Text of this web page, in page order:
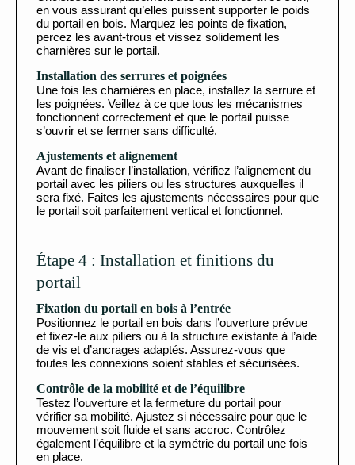
en vous assurant qu’elles puissent supporter le poids
du portail en bois. Marquez les points de fixation,
percez les avant-trous et vissez solidement les
charnières sur le portail.
Installation des serrures et poignées
Une fois les charnières en place, installez la serrure et
les poignées. Veillez à ce que tous les mécanismes
fonctionnent correctement et que le portail puisse
s’ouvrir et se fermer sans difficulté.
Ajustements et alignement
Avant de finaliser l’installation, vérifiez l’alignement du
portail avec les piliers ou les structures auxquelles il
sera fixé. Faites les ajustements nécessaires pour que
le portail soit parfaitement vertical et fonctionnel.
Étape 4 : Installation et finitions du
portail
Fixation du portail en bois à l’entrée
Positionnez le portail en bois dans l’ouverture prévue
et fixez-le aux piliers ou à la structure existante à l’aide
de vis et d’ancrages adaptés. Assurez-vous que
toutes les connexions soient stables et sécurisées.
Contrôle de la mobilité et de l’équilibre
Testez l’ouverture et la fermeture du portail pour
vérifier sa mobilité. Ajustez si nécessaire pour que le
mouvement soit fluide et sans accroc. Contrôlez
également l’équilibre et la symétrie du portail une fois
en place.